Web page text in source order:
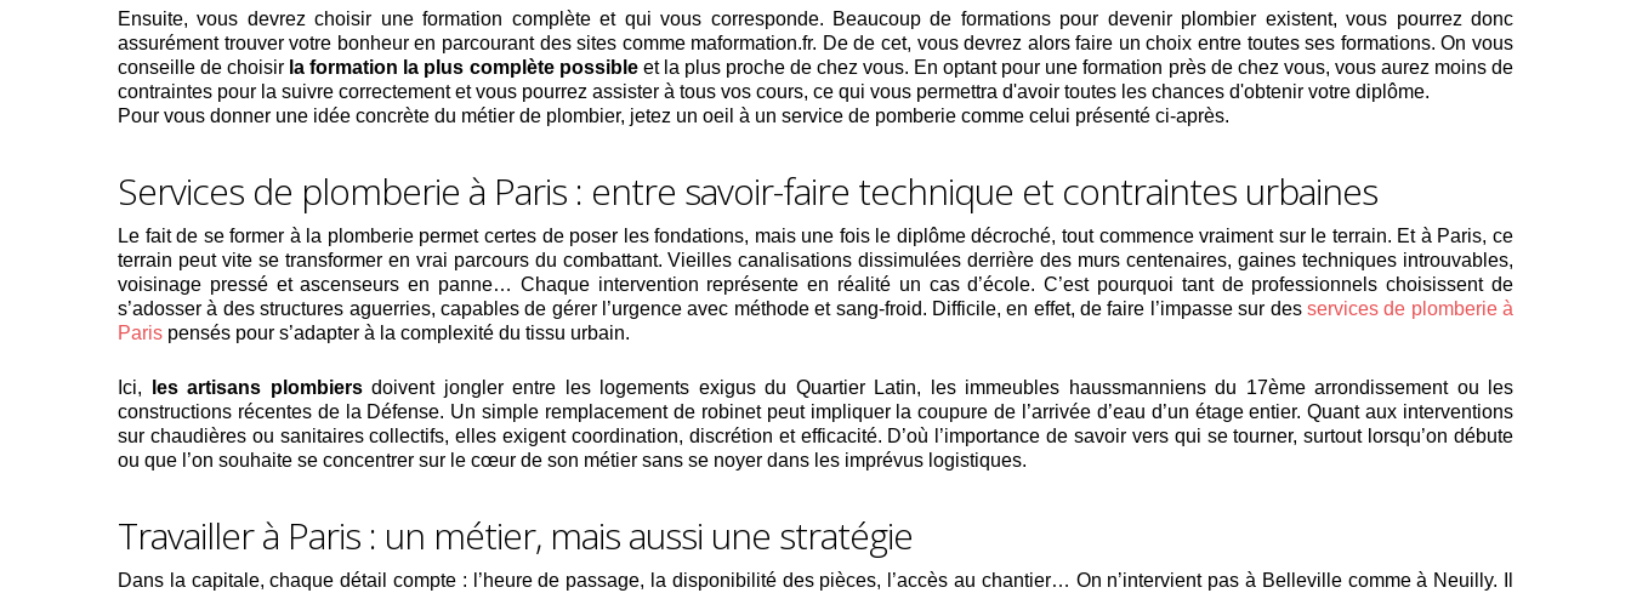
Ensuite, vous devrez choisir une formation complète et qui vous corresponde. Beaucoup de formations pour devenir plombier existent, vous pourrez donc
assurément trouver votre bonheur en parcourant des sites comme maformation.fr. De de cet, vous devrez alors faire un choix entre toutes ses formations. On vous
conseille de choisir la formation la plus complète possible et la plus proche de chez vous. En optant pour une formation près de chez vous, vous aurez moins de
contraintes pour la suivre correctement et vous pourrez assister à tous vos cours, ce qui vous permettra d'avoir toutes les chances d'obtenir votre diplôme.
Pour vous donner une idée concrète du métier de plombier, jetez un oeil à un service de pomberie comme celui présenté ci-après.
Services de plomberie à Paris : entre savoir-faire technique et contraintes urbaines
Le fait de se former à la plomberie permet certes de poser les fondations, mais une fois le diplôme décroché, tout commence vraiment sur le terrain. Et à Paris, ce
terrain peut vite se transformer en vrai parcours du combattant. Vieilles canalisations dissimulées derrière des murs centenaires, gaines techniques introuvables,
voisinage pressé et ascenseurs en panne… Chaque intervention représente en réalité un cas d’école. C’est pourquoi tant de professionnels choisissent de
s’adosser à des structures aguerries, capables de gérer l’urgence avec méthode et sang-froid. Difficile, en effet, de faire l’impasse sur des services de plomberie à
Paris pensés pour s’adapter à la complexité du tissu urbain.
Ici, les artisans plombiers doivent jongler entre les logements exigus du Quartier Latin, les immeubles haussmanniens du 17ème arrondissement ou les
constructions récentes de la Défense. Un simple remplacement de robinet peut impliquer la coupure de l’arrivée d’eau d’un étage entier. Quant aux interventions
sur chaudières ou sanitaires collectifs, elles exigent coordination, discrétion et efficacité. D’où l’importance de savoir vers qui se tourner, surtout lorsqu’on débute
ou que l’on souhaite se concentrer sur le cœur de son métier sans se noyer dans les imprévus logistiques.
Travailler à Paris : un métier, mais aussi une stratégie
Dans la capitale, chaque détail compte : l’heure de passage, la disponibilité des pièces, l’accès au chantier… On n’intervient pas à Belleville comme à Neuilly. Il